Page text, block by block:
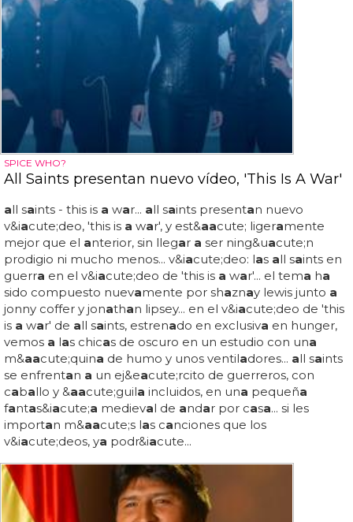
SPICE WHO?
All Saints presentan nuevo vídeo, 'This Is A War'
all saints - this is a war... all saints presentan nuevo
v&iacute;deo, 'this is a war', y est&aacute; ligeramente
mejor que el anterior, sin llegar a ser ning&uacute;n
prodigio ni mucho menos... v&iacute;deo: las all saints en
guerra en el v&iacute;deo de 'this is a war'... el tema ha
sido compuesto nuevamente por shaznay lewis junto a
jonny coffer y jonathan lipsey... en el v&iacute;deo de 'this
is a war' de all saints, estrenado en exclusiva en hunger,
vemos a las chicas de oscuro en un estudio con una
m&aacute;quina de humo y unos ventiladores... all saints
se enfrentan a un ej&eacute;rcito de guerreros, con
caballo y &aacute;guila incluidos, en una pequeña
fantas&iacute;a medieval de andar por casa... si les
importan m&aacute;s las canciones que los
v&iacute;deos, ya podr&iacute...